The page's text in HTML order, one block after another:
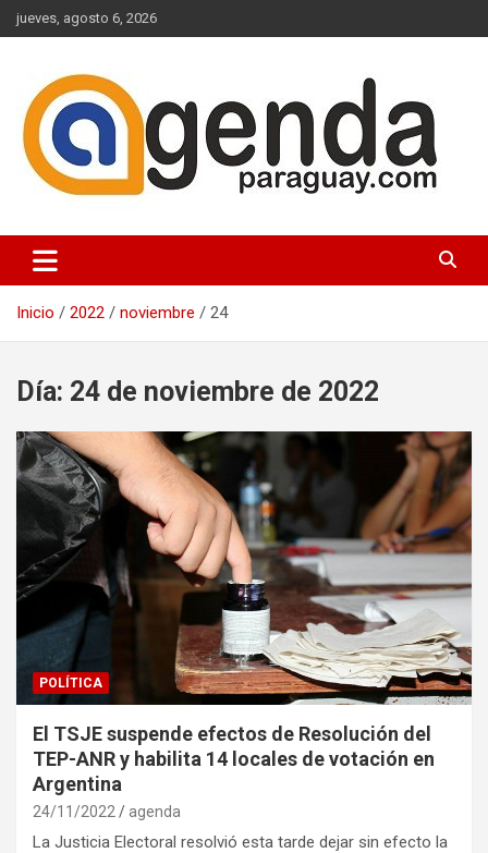
Saltar
al
jueves, agosto 6, 2026
Agenda Paraguay
Inicio 2022 noviembre 24
Día: 24 de noviembre de 2022
POLÍTICA
El TSJE suspende efectos de Resolución del
TEP-ANR y habilita 14 locales de votación en
Argentina
24/11/2022 agenda
La Justicia Electoral resolvió esta tarde dejar sin efecto la